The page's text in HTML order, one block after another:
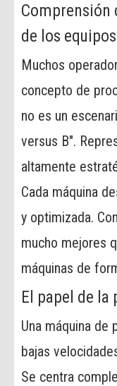
Comprensión
de los equipos
Muchos
concepto de
no es un
versus B".
altamente
Cada máquina
y optimizada.
mucho mejores
máquinas de
El papel de
Una máquina de
bajas
Se centra